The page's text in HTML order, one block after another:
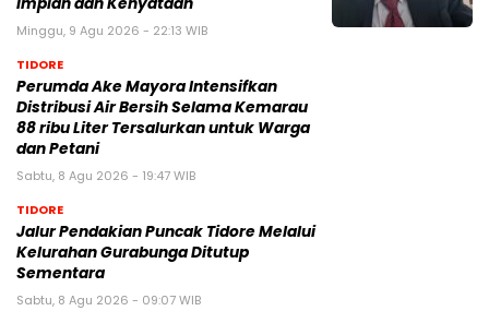
Minggu, 9 Agu 2026 - 22:13 WIB
TIDORE
Perumda Ake Mayora Intensifkan
Distribusi Air Bersih Selama Kemarau
88 ribu Liter Tersalurkan untuk Warga
dan Petani
Sabtu, 8 Agu 2026 - 19:47 WIB
TIDORE
Jalur Pendakian Puncak Tidore Melalui
Kelurahan Gurabunga Ditutup
Sementara
Sabtu, 8 Agu 2026 - 09:07 WIB